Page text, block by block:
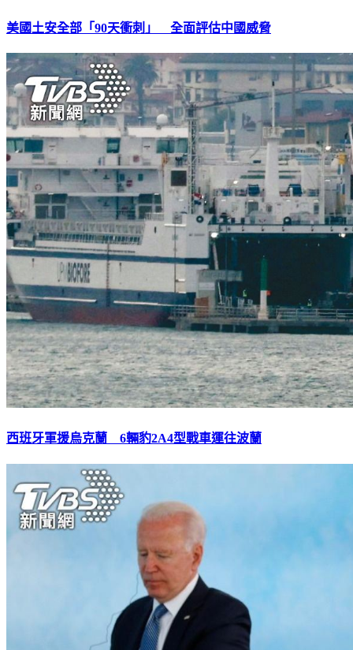
美國土安全部「90天衝刺」 全面評估中國威脅
西班牙軍援烏克蘭 6輛豹2A4型戰車運往波蘭